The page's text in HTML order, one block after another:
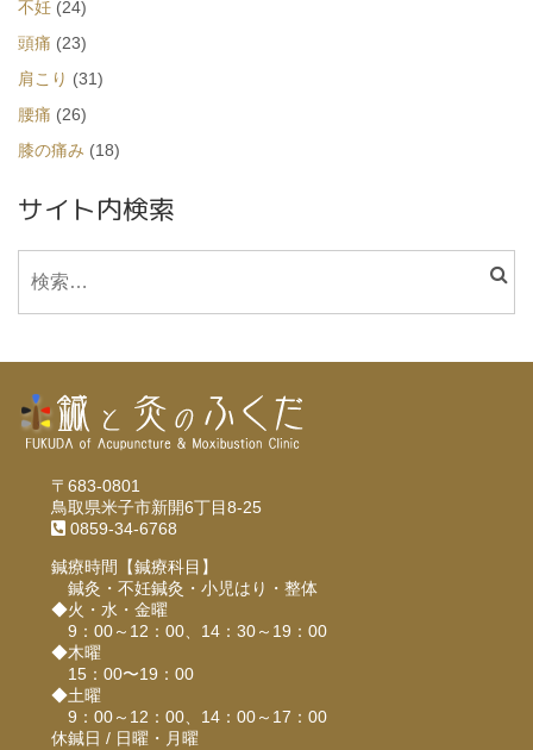
不妊 (24)
頭痛 (23)
肩こり (31)
腰痛 (26)
膝の痛み (18)
サイト内検索
〒683-0801
鳥取県米子市新開6丁目8-25
0859-34-6768
鍼療時間【鍼療科目】
鍼灸・不妊鍼灸・小児はり・整体
◆火・水・金曜
9：00～12：00、14：30～19：00
◆木曜
15：00〜19：00
◆土曜
9：00～12：00、14：00～17：00
休鍼日 / 日曜・月曜